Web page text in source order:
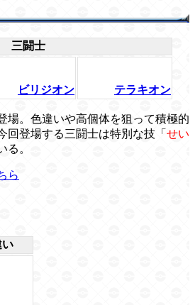
三闘士
ビリジオン テラキオン
場。色違いや高個体を狙って積極的
回登場する三闘士は特別な技「 せい
る。
ら
い